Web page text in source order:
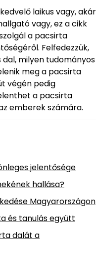
laikus vagy, akár
vagy, ez a cikk
a pacsirta
Felfedezzük,
dal, milyen tudományos
meg a pacsirta
végén pedig
a pacsirta
emberek számára.
jelentősége
hallása?
Magyarországon
és tanulás együtt
dalát a